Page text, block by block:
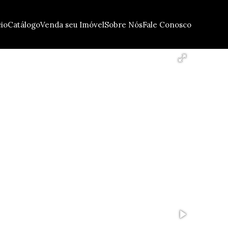
Fale Conosco
Sobre Nós
Venda seu Imóvel
Catálogo